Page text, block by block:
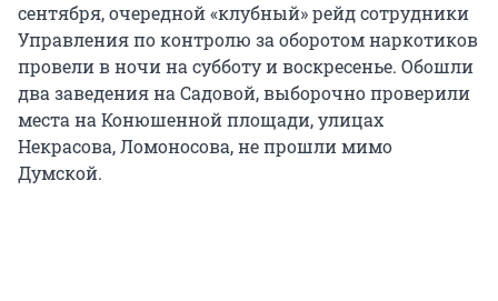
сентября, очередной «клубный» рейд сотрудники
Управления по контролю за оборотом наркотиков
провели в ночи на субботу и воскресенье. Обошли
два заведения на Садовой, выборочно проверили
места на Конюшенной площади, улицах
Некрасова, Ломоносова, не прошли мимо
Думской.